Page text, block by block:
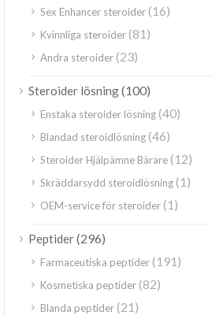
Sex Enhancer steroider(16)
Kvinnliga steroider(81)
Andra steroider(23)
Steroider lösning(100)
Enstaka steroider lösning(40)
Blandad steroidlösning(46)
Steroider Hjälpämne Bärare(12)
Skräddarsydd steroidlösning(1)
OEM-service för steroider(1)
Peptider(296)
Farmaceutiska peptider(191)
Kosmetiska peptider(82)
Blanda peptider(21)